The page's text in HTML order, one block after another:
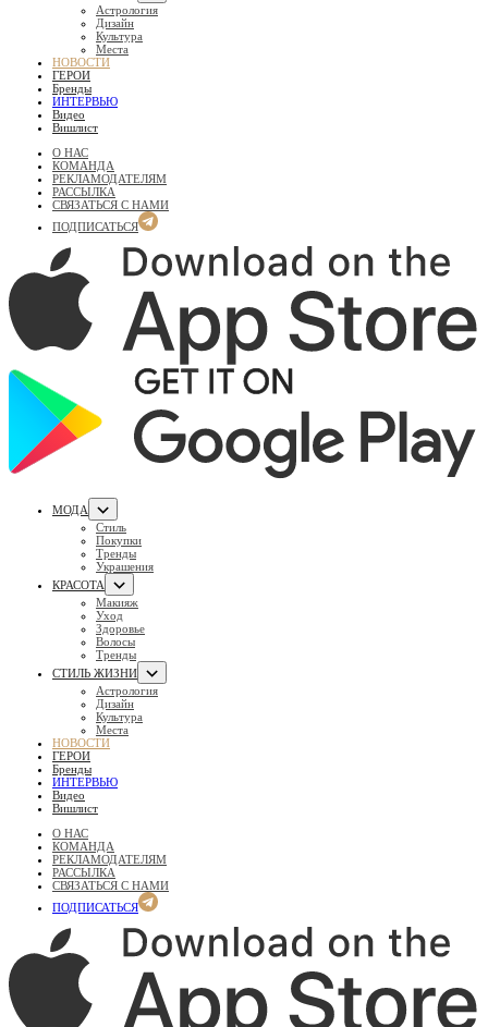
Астрология
Дизайн
Культура
Места
НОВОСТИ
ГЕРОИ
Бренды
ИНТЕРВЬЮ
Видео
Вишлист
О НАС
КОМАНДА
РЕКЛАМОДАТЕЛЯМ
РАССЫЛКА
СВЯЗАТЬСЯ С НАМИ
ПОДПИСАТЬСЯ
МОДА
Стиль
Покупки
Тренды
Украшения
КРАСОТА
Макияж
Уход
Здоровье
Волосы
Тренды
СТИЛЬ ЖИЗНИ
Астрология
Дизайн
Культура
Места
НОВОСТИ
ГЕРОИ
Бренды
ИНТЕРВЬЮ
Видео
Вишлист
О НАС
КОМАНДА
РЕКЛАМОДАТЕЛЯМ
РАССЫЛКА
СВЯЗАТЬСЯ С НАМИ
ПОДПИСАТЬСЯ